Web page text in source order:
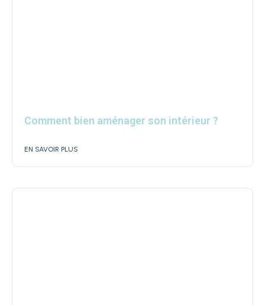
Comment bien aménager son intérieur ?
EN SAVOIR PLUS